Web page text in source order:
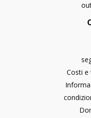
Costi e